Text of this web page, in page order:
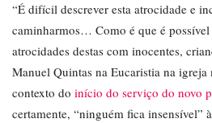
“É difícil descrever esta atrocidade e
caminharmos… Como é que é
atrocidades destas com inocentes,
Manuel Quintas na Eucaristia na
contexto do início do serviço do novo
certamente, “ninguém fica insensível”